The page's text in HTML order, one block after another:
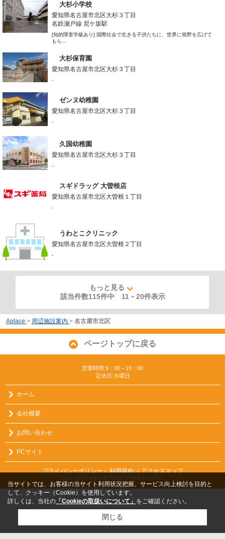
大杉小学校
愛知県名古屋市北区大杉３丁目
名鉄瀬戸線 尼ケ坂駅
[知的障害学級あり] 国際社会で生きる子供たちに、世界に視野を広げて
もら...
大杉保育園
愛知県名古屋市北区大杉３丁目
-
ゼンヌ幼稚園
愛知県名古屋市北区大杉３丁目
-
久国幼稚園
愛知県名古屋市北区大杉３丁目
-
スギドラッグ 大曽根店
愛知県名古屋市北区大曽根１丁目
-
うわとこクリニック
愛知県名古屋市北区大曽根２丁目
-
もっと見る
該当件数115件中 11 －20件表示
Aplace > 周辺施設案内 > 名古屋市北区
ページトップに戻る
営業時間:9：00～19：00
定休日:水曜日
ホーム
会社概要
お問い合わせ
PCサイト
プライバシーポリシー ｜ 利用規約 ｜アクセスマップ
Copyright(c) Aplace株式会社 All rights reserved.
当サイトでは、お客様の当サイト利用状況把握、サービス向上検討を目的と
して、クッキー（Cookie）を使用しています。
詳しくは、当社の 「Cookieの取扱いについて」 をご確認ください。
閉じる